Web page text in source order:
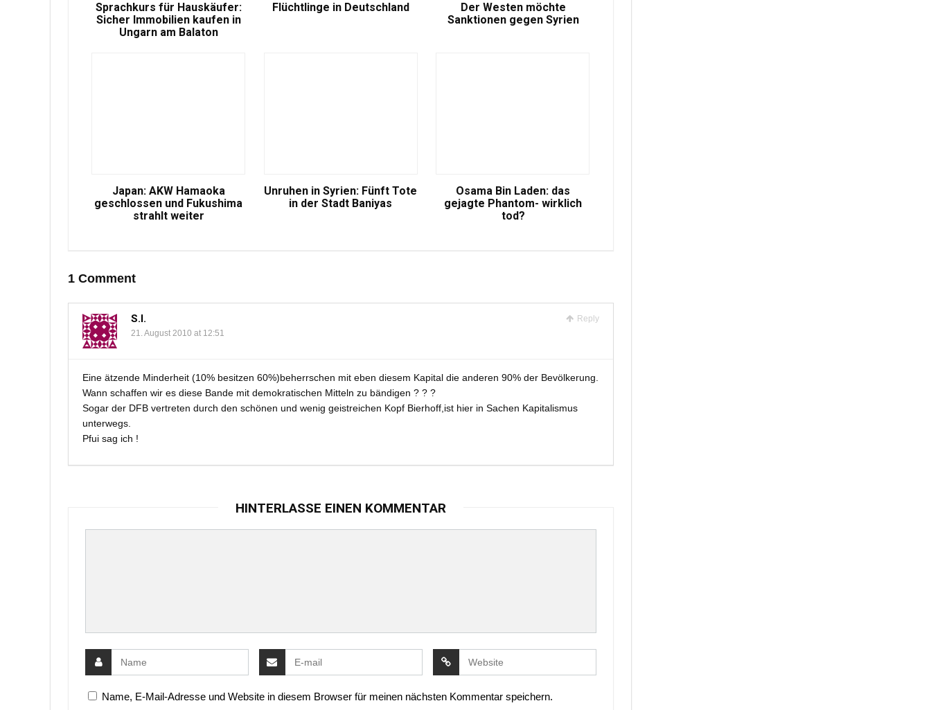
Sprachkurs für Hauskäufer:
Sicher Immobilien kaufen in
Ungarn am Balaton
Flüchtlinge in Deutschland
Der Westen möchte
Sanktionen gegen Syrien
Japan: AKW Hamaoka
geschlossen und Fukushima
strahlt weiter
Unruhen in Syrien: Fünft Tote
in der Stadt Baniyas
Osama Bin Laden: das
gejagte Phantom- wirklich
tod?
1 Comment
Reply
S.I.
21. August 2010 at 12:51
Eine ätzende Minderheit (10% besitzen 60%)beherrschen mit eben diesem Kapital die anderen 90% der Bevölkerung.
Wann schaffen wir es diese Bande mit demokratischen Mitteln zu bändigen ? ? ?
Sogar der DFB vertreten durch den schönen und wenig geistreichen Kopf Bierhoff,ist hier in Sachen Kapitalismus
unterwegs.
Pfui sag ich !
HINTERLASSE EINEN KOMMENTAR
Name, E-Mail-Adresse und Website in diesem Browser für meinen nächsten Kommentar speichern.